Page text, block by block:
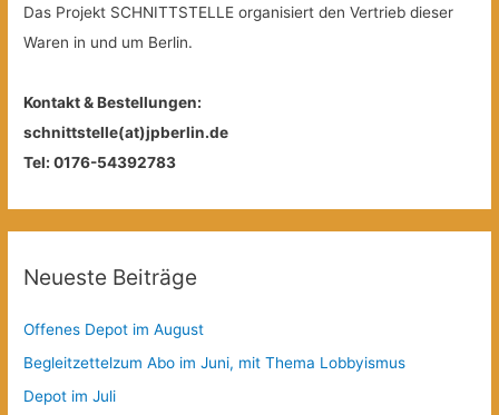
Das Projekt SCHNITTSTELLE organisiert den Vertrieb dieser
Waren in und um Berlin.
Kontakt & Bestellungen:
schnittstelle(at)jpberlin.de
Tel: 0176-54392783
Neueste Beiträge
Offenes Depot im August
Begleitzettelzum Abo im Juni, mit Thema Lobbyismus
Depot im Juli